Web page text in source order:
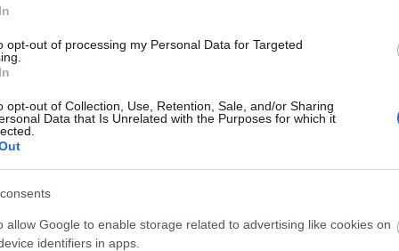
opt-out of processing my Personal Data for Targeted
opt-out of Collection, Use, Retention, Sale, and/or Sharing
Data that Is Unrelated with the Purposes for which it
allow Google to enable storage related to advertising like cookies on
identifiers in apps.
arról beszélt, a 2012-es igazságügyi modellváltás
a szakmai színvonal, csökkent az ügyhátralék, a
kedvező, mint most, és erősödött a bíróságokba
olyan eszközt ad a bírósági
társadalmi bizalom és ezzel együtt a szervezet
a kinyilvánított erkölcsi értékek teremtik meg az
és az időszerű ítélkezéssel párosulva elismert,
eredményez, és képes megfelelni a modern kor
megnövekedő ügymennyiség kezelésének,
láthattuk.
csaknem száz bíró és igazságügyi alkalmazott